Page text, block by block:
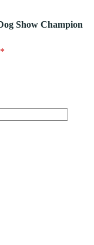
Show Champion
*